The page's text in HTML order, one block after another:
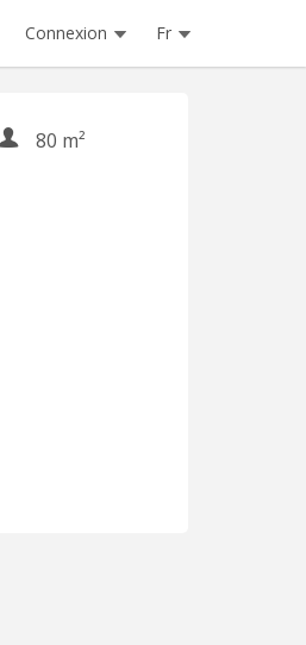
Connexion Fr
80 m²